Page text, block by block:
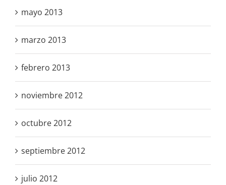
mayo 2013
marzo 2013
febrero 2013
noviembre 2012
octubre 2012
septiembre 2012
julio 2012